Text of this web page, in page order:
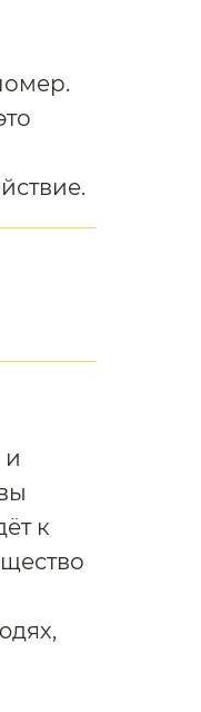
и
к